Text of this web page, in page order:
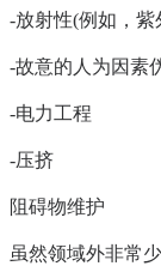
-放射性(例如，紫
-故意的人为因素
-电力工程
-压挤
阻碍物维护
虽然领域外非常